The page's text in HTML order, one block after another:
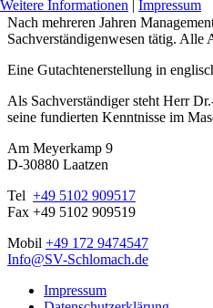
Nach mehreren Jahren
Sachverständigenwesen tätig. Alle
Eine Gutachtenerstellung in
Als Sachverständiger steht Herr
seine fundierten Kenntnisse im
Am Meyerkamp 9
D-30880 Laatzen
Tel +49 5102 909517
Fax +49 5102 909519
Mobil +49 172 9474547
Info@SV-Schlomach.de
Impressum
Weitere Informationen | Impressum